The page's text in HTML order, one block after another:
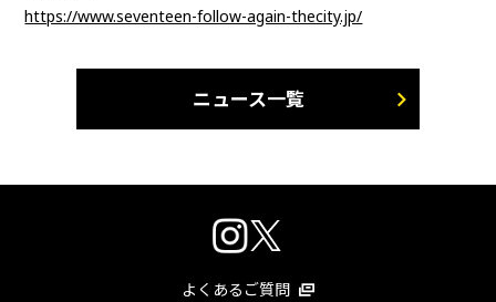
https://www.seventeen-follow-again-thecity.jp/
ニュース一覧
よくあるご質問